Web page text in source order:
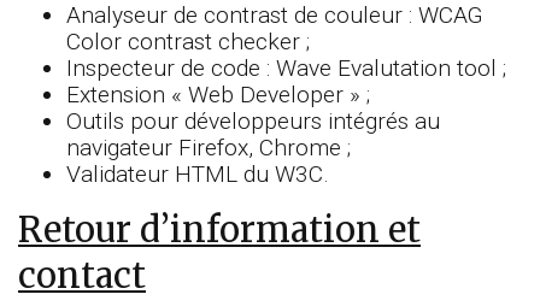
Analyseur de contrast de couleur : WCAG
Color contrast checker ;
Inspecteur de code : Wave Evalutation tool ;
Extension « Web Developer » ;
Outils pour développeurs intégrés au
navigateur Firefox, Chrome ;
Validateur HTML du W3C.
Retour d’information et
contact